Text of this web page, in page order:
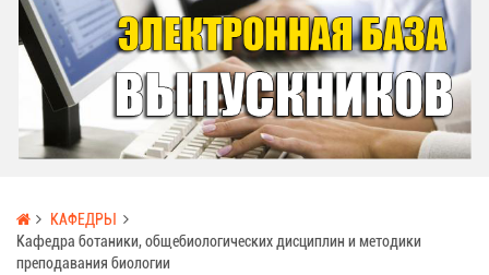
КАФЕДРЫ
Кафедра ботаники, общебиологических дисциплин и методики
преподавания биологии